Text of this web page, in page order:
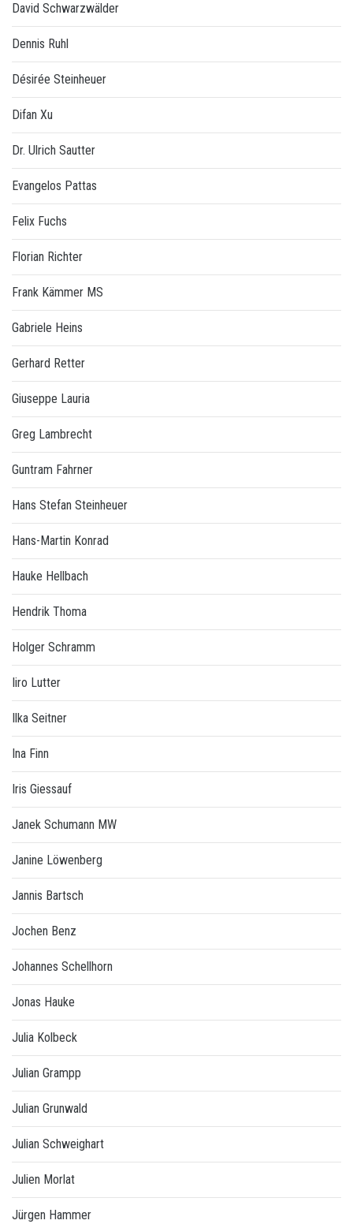
David Schwarzwälder
Dennis Ruhl
Désirée Steinheuer
Difan Xu
Dr. Ulrich Sautter
Evangelos Pattas
Felix Fuchs
Florian Richter
Frank Kämmer MS
Gabriele Heins
Gerhard Retter
Giuseppe Lauria
Greg Lambrecht
Guntram Fahrner
Hans Stefan Steinheuer
Hans-Martin Konrad
Hauke Hellbach
Hendrik Thoma
Holger Schramm
Iiro Lutter
Ilka Seitner
Ina Finn
Iris Giessauf
Janek Schumann MW
Janine Löwenberg
Jannis Bartsch
Jochen Benz
Johannes Schellhorn
Jonas Hauke
Julia Kolbeck
Julian Grampp
Julian Grunwald
Julian Schweighart
Julien Morlat
Jürgen Hammer